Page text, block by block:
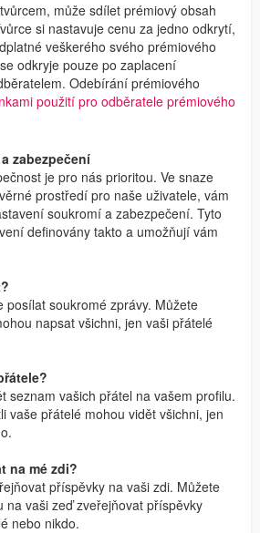
může sdílet prémiový obsah
si nastavuje cenu za jedno odkrytí,
veškerého svého prémiového
odkryje pouze po zaplacení
Odebírání prémiového
použití pro odběratele prémiového
zabezpečení
je pro nás prioritou. Ve snaze
prostředí pro naše uživatele, vám
soukromí a zabezpečení. Tyto
definovány takto a umožňují vám
posílat soukromé zprávy. Můžete
napsat všichni, jen vaši přátelé
seznam vašich přátel na vašem profilu.
vaše přátelé mohou vidět všichni, jen
na mé zdi?
příspěvky na vaši zdi. Můžete
na vaši zeď zveřejňovat příspěvky
nebo nikdo.